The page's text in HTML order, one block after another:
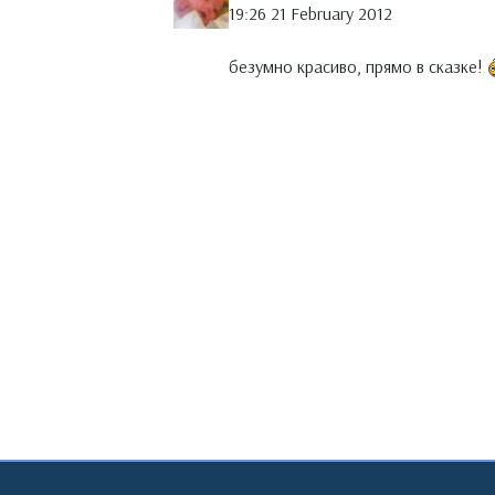
19:26 21 February 2012
безумно красиво, прямо в сказке!